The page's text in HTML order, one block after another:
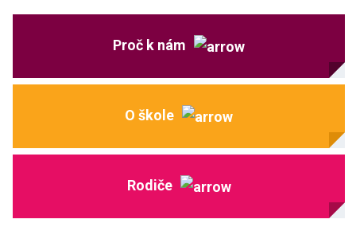
Proč k nám
O škole
Rodiče